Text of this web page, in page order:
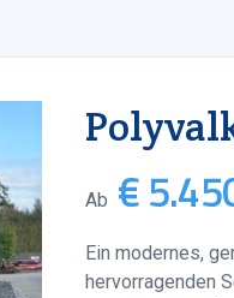
Ab €
Ein modernes,
hervorragenden